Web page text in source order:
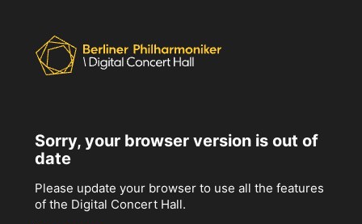
Sorry, your browser version is out of
date
Please update your browser to use all the features
of the Digital Concert Hall.